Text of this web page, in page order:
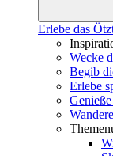
Erlebe das
Wecke
Begib
Erlebe